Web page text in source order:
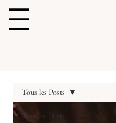
Tous les Posts
Tous les Posts